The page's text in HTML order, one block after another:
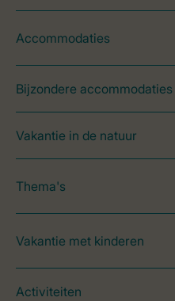
Accommodaties
Bijzondere accommodaties
Vakantie in de natuur
Thema's
Vakantie met kinderen
Activiteiten